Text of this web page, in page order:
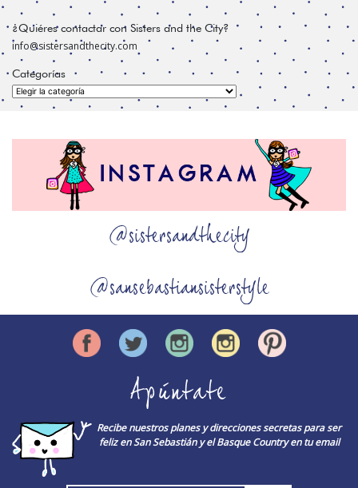
¿Quiéres contactar con Sisters and the City?
info@sistersandthecity.com
Categorías
Categorías
@sistersandthecity
@sansebastiansisterstyle
Apúntate
Recibe nuestros planes y direcciones secretas para ser
feliz en San Sebastián y el Basque Country en tu email